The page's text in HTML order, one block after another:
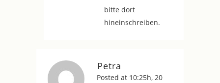
bitte dort
hineinschreiben.
Petra
Posted at 10:25h, 20